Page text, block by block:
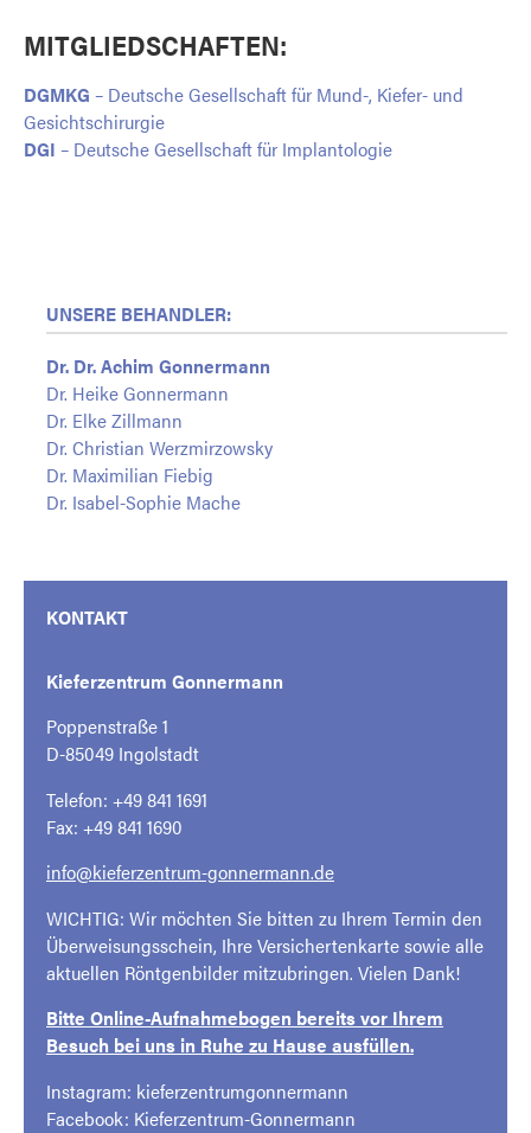
MITGLIEDSCHAFTEN:
DGMKG – Deutsche Gesellschaft für Mund-, Kiefer- und
Gesichtschirurgie
DGI – Deutsche Gesellschaft für Implantologie
UNSERE BEHANDLER:
Dr. Dr. Achim Gonnermann
Dr. Heike Gonnermann
Dr. Elke Zillmann
Dr. Christian Werzmirzowsky
Dr. Maximilian Fiebig
Dr. Isabel-Sophie Mache
KONTAKT
Kieferzentrum Gonnermann
Poppenstraße 1
D-85049 Ingolstadt
Telefon: +49 841 1691
Fax: +49 841 1690
info@kieferzentrum-gonnermann.de
WICHTIG: Wir möchten Sie bitten zu Ihrem Termin den
Überweisungsschein, Ihre Versichertenkarte sowie alle
aktuellen Röntgenbilder mitzubringen. Vielen Dank!
Bitte Online-Aufnahmebogen bereits vor Ihrem
Besuch bei uns in Ruhe zu Hause ausfüllen.
Instagram: kieferzentrumgonnermann
Facebook: Kieferzentrum-Gonnermann